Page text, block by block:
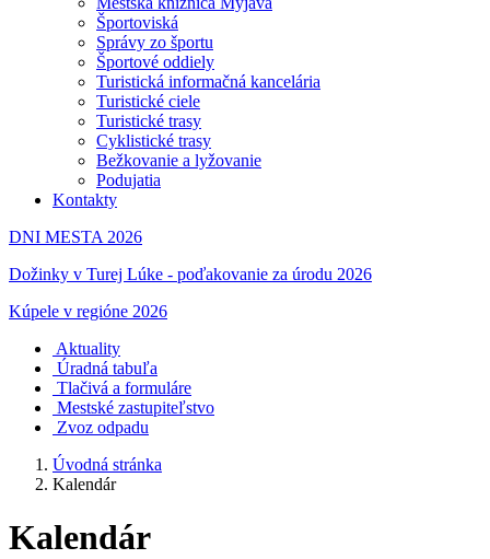
Športoviská
Správy zo športu
Športové oddiely
Turistická informačná kancelária
Turistické ciele
Turistické trasy
Cyklistické trasy
Bežkovanie a lyžovanie
Podujatia
Kontakty
DNI MESTA 2026
Dožinky v Turej Lúke - poďakovanie za úrodu 2026
Kúpele v regióne 2026
Aktuality
Úradná tabuľa
Tlačivá a formuláre
Mestské zastupiteľstvo
Zvoz odpadu
Úvodná stránka
Kalendár
Kalendár